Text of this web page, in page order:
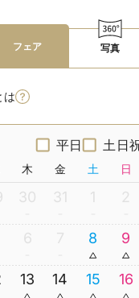
フェア 写真
は
平日 土日
木 金 土 日
30 31 1 2
6 7 8 9
13 14 15 16